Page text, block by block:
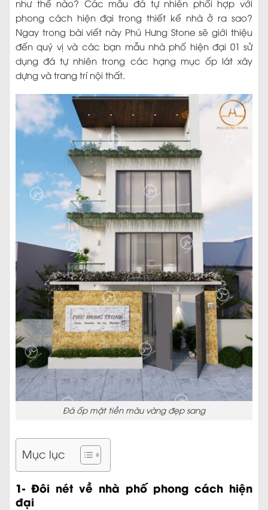
như thế nào? Các mẫu đá tự nhiên phối hợp với
phong cách hiện đại trong thiết kế nhà ở ra sao?
Ngay trong bài viết này Phú Hưng Stone sẽ giới thiệu
đến quý vị và các bạn mẫu nhà phố hiện đại 01 sử
dụng đá tự nhiên trong các hạng mục ốp lát xây
dựng và trang trí nội thất.
Đá ốp mặt tiền màu vàng đẹp sang
Mục lục
1- Đôi nét về nhà phố phong cách hiện
đại